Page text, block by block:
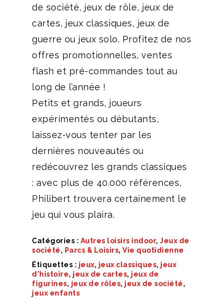
de société, jeux de rôle, jeux de
cartes, jeux classiques, jeux de
guerre ou jeux solo. Profitez de nos
offres promotionnelles, ventes
flash et pré-commandes tout au
long de l’année !
Petits et grands, joueurs
expérimentés ou débutants,
laissez-vous tenter par les
dernières nouveautés ou
redécouvrez les grands classiques
: avec plus de 40.000 références,
Philibert trouvera certainement le
jeu qui vous plaira.
Catégories : Autres loisirs indoor, Jeux de
société, Parcs & Loisirs, Vie quotidienne
Étiquettes : jeux, jeux classiques, jeux
d'histoire, jeux de cartes, jeux de
figurines, jeux de rôles, jeux de société,
jeux enfants